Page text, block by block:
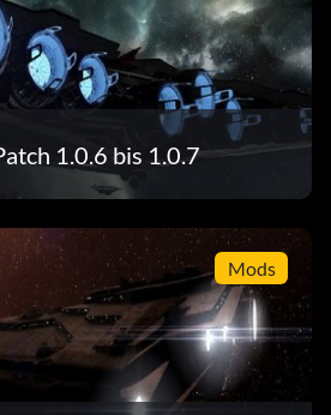
1.0.6 bis 1.0.7
Mods